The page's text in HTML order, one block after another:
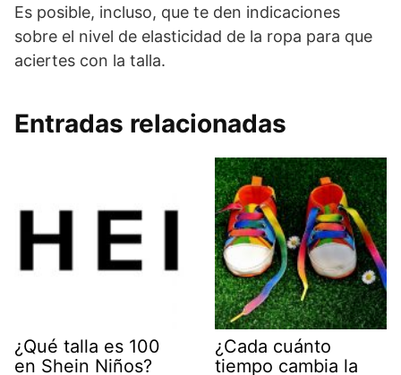
Es posible, incluso, que te den indicaciones
sobre el nivel de elasticidad de la ropa para que
aciertes con la talla.
Entradas relacionadas
¿Qué talla es 100
en Shein Niños?
¿Cada cuánto
tiempo cambia la